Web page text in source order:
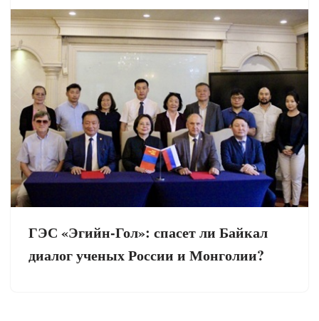
ГЭС «Эгийн-Гол»: спасет ли Байкал
диалог ученых России и Монголии?